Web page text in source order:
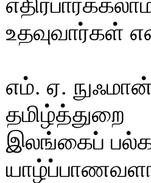
உதவுவார்கள்
எம். ஏ. நுஃமான்
தமிழ்த்துறை
இலங்கைப்